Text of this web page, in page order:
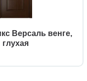
Версаль венге,
глухая